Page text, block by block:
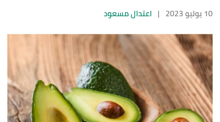
10 يوليو 2023
| اعتدال مسعود